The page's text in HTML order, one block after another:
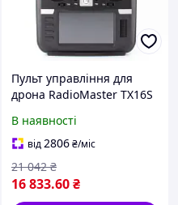
Пульт управління для
дрона RadioMaster TX16S
(HP0157.0020)
В наявності
від2806₴/міс
16 833.60₴
21 042 ₴